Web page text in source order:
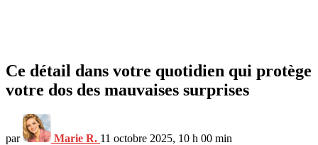
Ce détail dans votre quotidien qui protège
votre dos des mauvaises surprises
par Marie R. 11 octobre 2025, 10 h 00 min